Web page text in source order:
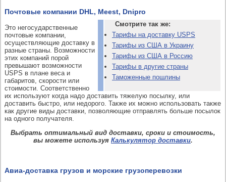
Почтовые компании DHL, Meest, Dnipro
Смотрите так же:
Тарифы на доставку USPS
Тарифы из США в Украину
Тарифы из США в Россию
Тарифы в другие страны
Таможенные пошлины
Это негосударственные
почтовые компании,
осуществляющие доставку в
разные страны. Возможности
этих компаний порой
превышают возможности
USPS в плане веса и
габаритов, скорости или
стоимости. Соответственно
их используют когда надо доставить тяжелую посылку, или
доставить быстро, или недорого. Также их можно использовать также
как другие виды доставки, позволяющие отправлять больше посылок
на одного получателя.
Выбрать оптимальный вид доставки, сроки и стоимость,
вы можете используя Калькулятор доставки.
Авиа-доставка грузов и морские грузоперевозки